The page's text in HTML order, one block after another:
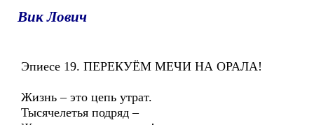
Вик Лович
Эпиесе 19. ПЕРЕКУЁМ МЕЧИ НА ОРАЛА!
Жизнь – это цепь утрат.
Тысячелетья подряд –